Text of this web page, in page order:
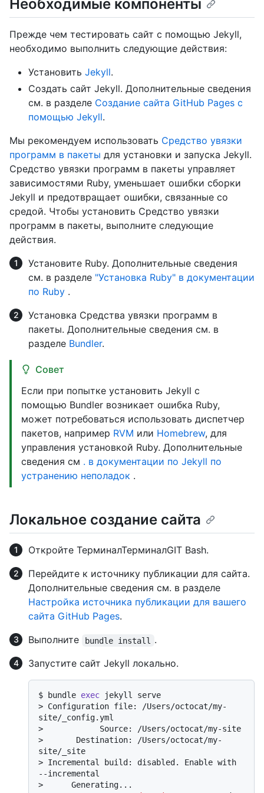
Необходимые компоненты
Прежде чем тестировать сайт с помощью Jekyll,
необходимо выполнить следующие действия:
Установить Jekyll.
Создать сайт Jekyll. Дополнительные сведения
см. в разделе Создание сайта GitHub Pages с
помощью Jekyll.
Мы рекомендуем использовать Средство увязки
программ в пакеты для установки и запуска Jekyll.
Средство увязки программ в пакеты управляет
зависимостями Ruby, уменьшает ошибки сборки
Jekyll и предотвращает ошибки, связанные со
средой. Чтобы установить Средство увязки
программ в пакеты, выполните следующие
действия.
Установите Ruby. Дополнительные сведения
см. в разделе "Установка Ruby" в документации
по Ruby .
Установка Средства увязки программ в
пакеты. Дополнительные сведения см. в
разделе Bundler.
Совет
Если при попытке установить Jekyll с
помощью Bundler возникает ошибка Ruby,
может потребоваться использовать диспетчер
пакетов, например RVM или Homebrew, для
управления установкой Ruby. Дополнительные
сведения см . в документации по Jekyll по
устранению неполадок .
Локальное создание сайта
Откройте ТерминалТерминалGIT Bash.
Перейдите к источнику публикации для сайта.
Дополнительные сведения см. в разделе
Настройка источника публикации для вашего
сайта GitHub Pages.
Выполните
bundle install
.
Запустите сайт Jekyll локально.
$ bundle exec jekyll serve
> Configuration file: /Users/octocat/my-
site/_config.yml
>
           Source: /Users/octocat/my-site
>
      Destination: /Users/octocat/my-
site/_site
> Incremental build: disabled. Enable with
--incremental
>
     Generating...